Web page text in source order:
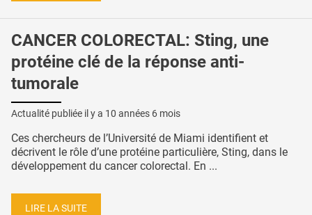
CANCER COLORECTAL: Sting, une
protéine clé de la réponse anti-
tumorale
Actualité publiée il y a 10 années 6 mois
Ces chercheurs de l’Université de Miami identifient et
décrivent le rôle d’une protéine particulière, Sting, dans le
développement du cancer colorectal. En ...
LIRE LA SUITE